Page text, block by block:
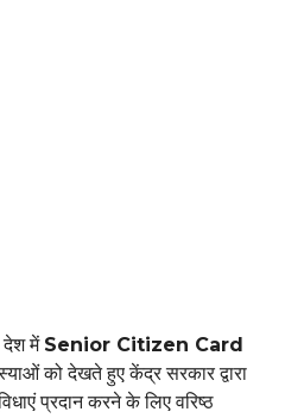
देश में Senior Citizen Card
को देखते हुए केंद्र सरकार द्वारा
प्रदान करने के लिए वरिष्ठ